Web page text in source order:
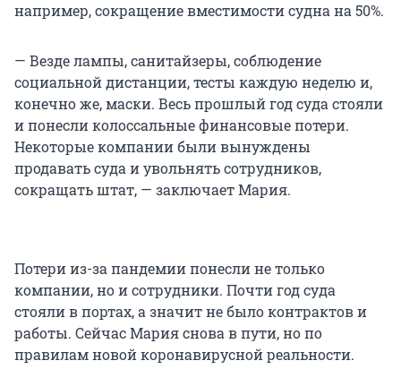
например, сокращение вместимости судна на 50%.
— Везде лампы, санитайзеры, соблюдение
социальной дистанции, тесты каждую неделю и,
конечно же, маски. Весь прошлый год суда стояли
и понесли колоссальные финансовые потери.
Некоторые компании были вынуждены
продавать суда и увольнять сотрудников,
сокращать штат, — заключает Мария.
Потери из-за пандемии понесли не только
компании, но и сотрудники. Почти год суда
стояли в портах, а значит не было контрактов и
работы. Сейчас Мария снова в пути, но по
правилам новой коронавирусной реальности.